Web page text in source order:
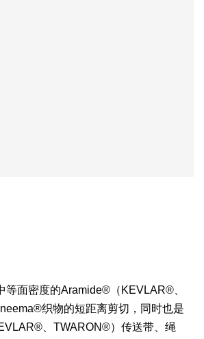
等面密度的Aramide® （ KEVLAR®
织物的短距离剪切，同时也是
TWARON®）传送带、绳